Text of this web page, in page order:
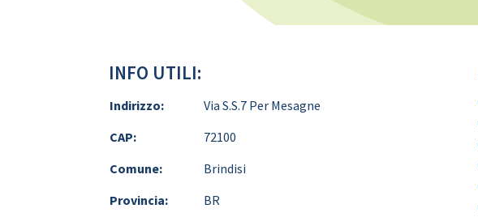
INFO UTILI:
Indirizzo:
Via S.S.7 Per Mesagne
CAP:
72100
Comune:
Brindisi
Provincia:
BR